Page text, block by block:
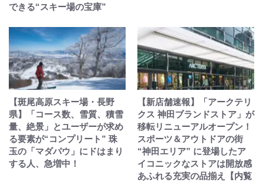
できる“スキー場の宝庫”
【斑尾高原スキー場・長野
県】「コース数、雪質、積雪
量、絶景」とユーザーが求め
る要素が“コンプリート” 珠
玉の「マダパウ」にドはまり
する人、急増中！
【新店舗速報】「アークテリ
クス 神田ブランドストア」が
移転リニューアルオープン！
スポーツ＆アウトドアの街
“神田エリア” に登場したア
イコニックなストアは開放感
あふれる充実の品揃え【内覧